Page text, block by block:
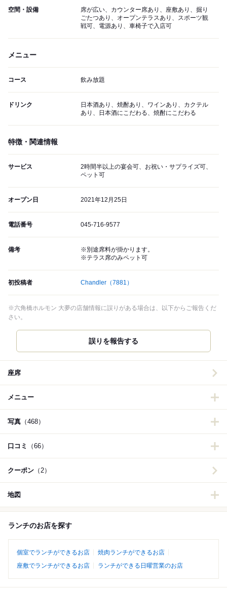
空間・設備
席が広い、カウンター席あり、座敷あり、掘り
ごたつあり、オープンテラスあり、スポーツ観
戦可、電源あり、車椅子で入店可
メニュー
コース 飲み放題
ドリンク
日本酒あり、焼酎あり、ワインあり、カクテル
あり、日本酒にこだわる、焼酎にこだわる
特徴・関連情報
サービス
2時間半以上の宴会可、お祝い・サプライズ可、
ペット可
オープン日 2021年12月25日
電話番号 045-716-9577
備考
※別途席料が掛かります。
※テラス席のみペット可
初投稿者 Chandler （7881）
※六角橋ホルモン 大夢の店舗情報に誤りがある場合は、以下からご報告くだ
さい。
誤りを報告する
座席
メニュー
写真 （468）
口コミ （66）
クーポン （2）
地図
ランチのお店を探す
個室でランチができるお店
焼肉ランチができるお店
座敷でランチができるお店
ランチができる日曜営業のお店